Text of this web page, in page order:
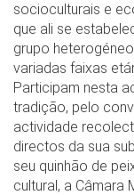
socioculturais e
que ali se
grupo
variadas faixas
Participam nesta
tradição, pelo
actividade
directos da sua
seu quinhão de
cultural, a Câmara